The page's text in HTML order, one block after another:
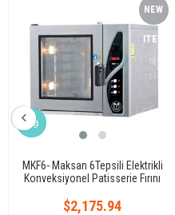
MKF6- Maksan 6Tepsili Elektrikli
Konveksiyonel Patisserie Fırını
$2,175.94
NEW
ITEM